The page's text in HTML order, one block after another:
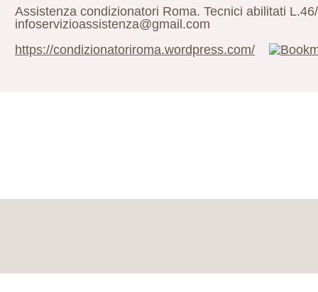
Assistenza condizionatori Roma. Tecnici abilitati
infoservizioassistenza@gmail.com
https://condizionatoriroma.wordpress.com/